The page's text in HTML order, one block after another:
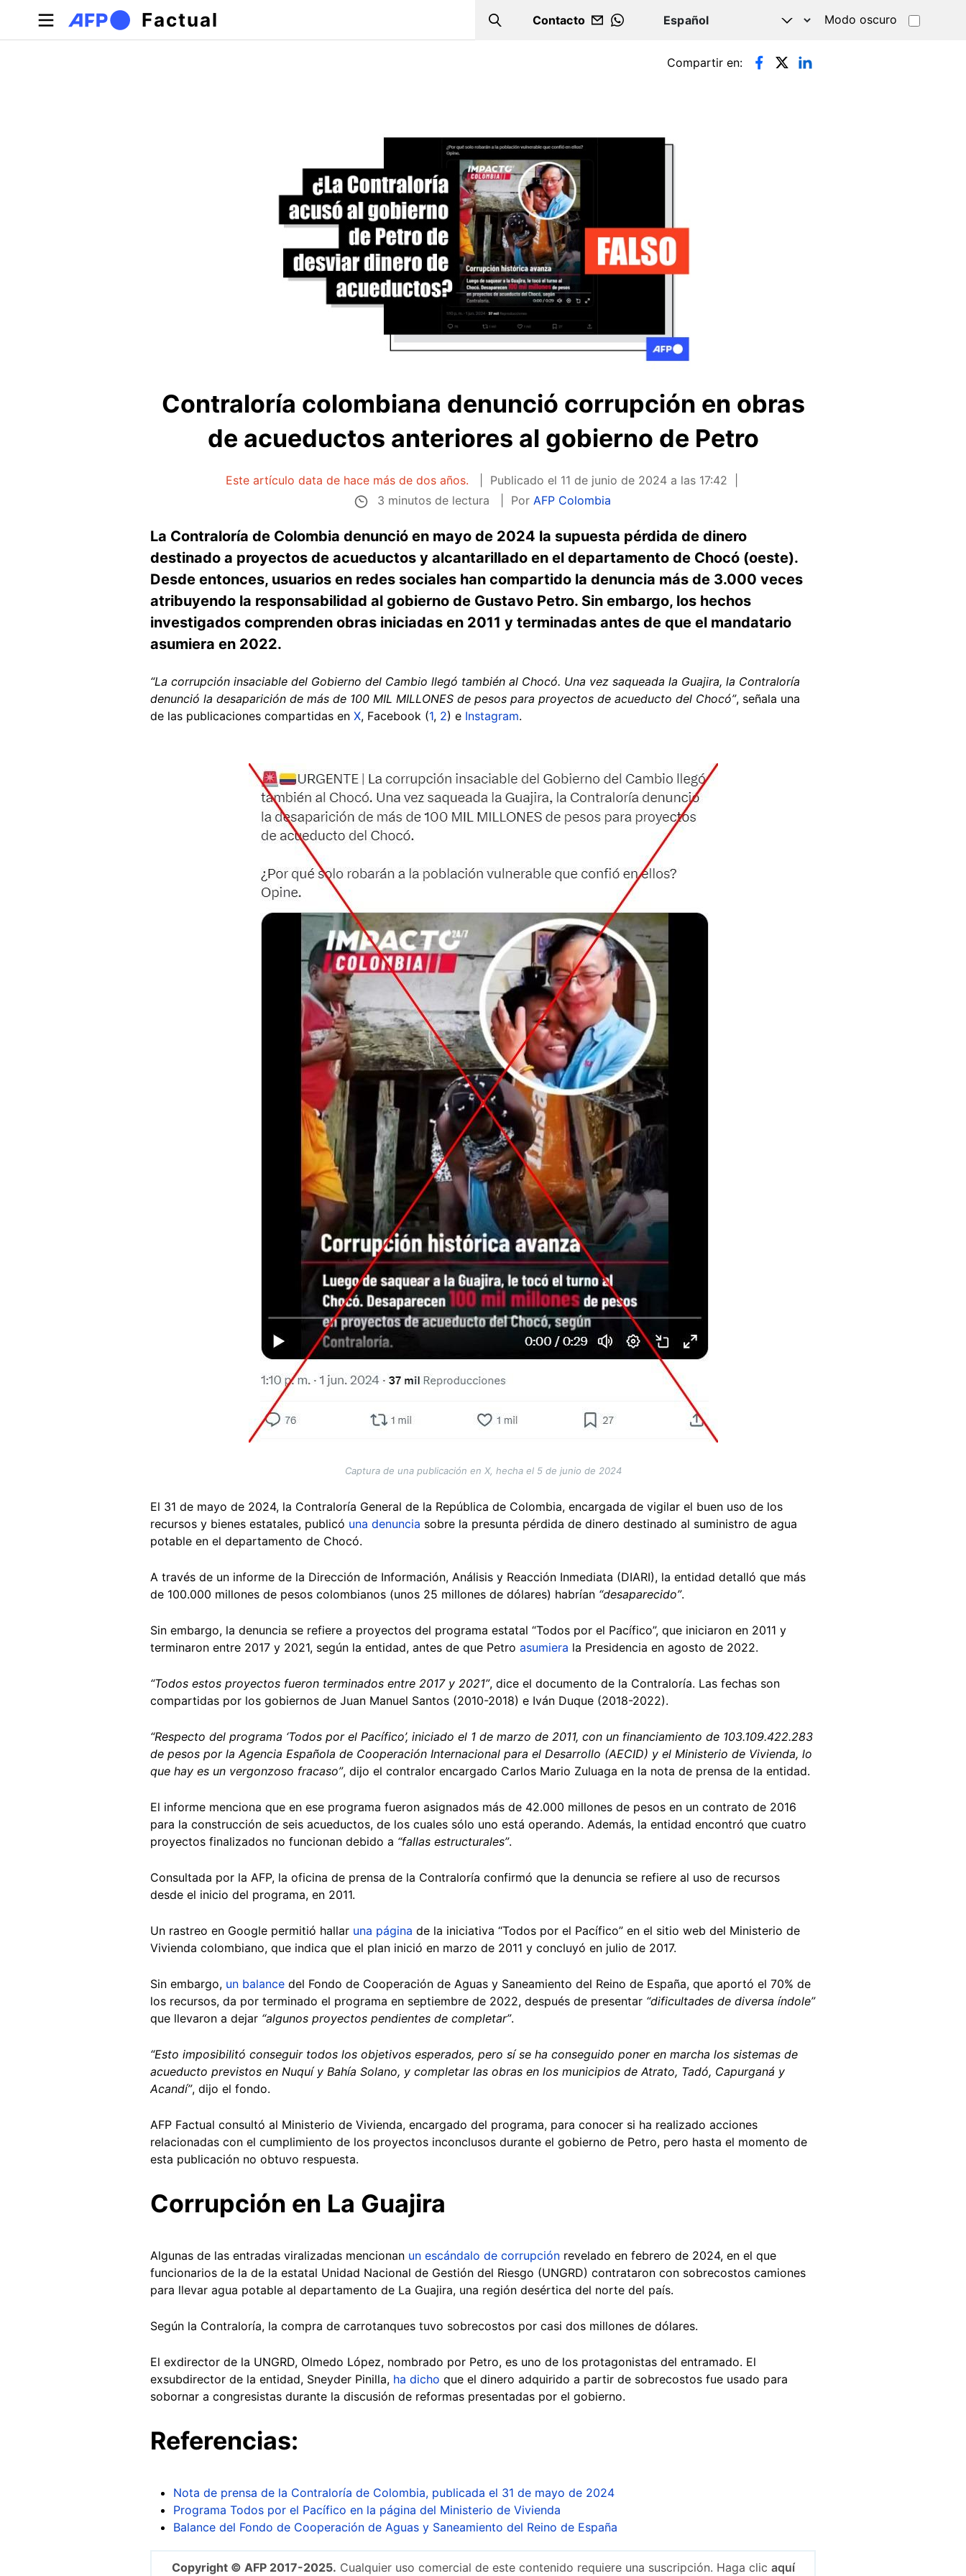
Pasar al contenido principal
Factual Search
Contacto
WHATSAPP
Modo oscuro
Solapas principales Compartir en:
Contraloría colombiana denunció corrupción en obras
de acueductos anteriores al gobierno de Petro
Este artículo data de hace más de dos años. Publicado el 11 de junio de 2024 a las 17:42
3 minutos de lectura
PorAFP Colombia
La Contraloría de Colombia denunció en mayo de 2024 la supuesta pérdida de dinero
destinado a proyectos de acueductos y alcantarillado en el departamento de Chocó (oeste).
Desde entonces, usuarios en redes sociales han compartido la denuncia más de 3.000 veces
atribuyendo la responsabilidad al gobierno de Gustavo Petro. Sin embargo, los hechos
investigados comprenden obras iniciadas en 2011 y terminadas antes de que el mandatario
asumiera en 2022.
“La corrupción insaciable del Gobierno del Cambio llegó también al Chocó. Una vez saqueada la Guajira, la Contraloría
denunció la desaparición de más de 100 MIL MILLONES de pesos para proyectos de acueducto del Chocó”, señala una
de las publicaciones compartidas en X, Facebook (1, 2) e Instagram.
Captura de una publicación en X, hecha el 5 de junio de 2024
El 31 de mayo de 2024, la Contraloría General de la República de Colombia, encargada de vigilar el buen uso de los
recursos y bienes estatales, publicó una denuncia sobre la presunta pérdida de dinero destinado al suministro de agua
potable en el departamento de Chocó.
A través de un informe de la Dirección de Información, Análisis y Reacción Inmediata (DIARI), la entidad detalló que más
de 100.000 millones de pesos colombianos (unos 25 millones de dólares) habrían “desaparecido”.
Sin embargo, la denuncia se refiere a proyectos del programa estatal “Todos por el Pacífico”, que iniciaron en 2011 y
terminaron entre 2017 y 2021, según la entidad, antes de que Petro asumiera la Presidencia en agosto de 2022.
“Todos estos proyectos fueron terminados entre 2017 y 2021”, dice el documento de la Contraloría. Las fechas son
compartidas por los gobiernos de Juan Manuel Santos (2010-2018) e Iván Duque (2018-2022).
“Respecto del programa ‘Todos por el Pacífico’, iniciado el 1 de marzo de 2011, con un financiamiento de 103.109.422.283
de pesos por la Agencia Española de Cooperación Internacional para el Desarrollo (AECID) y el Ministerio de Vivienda, lo
que hay es un vergonzoso fracaso”, dijo el contralor encargado Carlos Mario Zuluaga en la nota de prensa de la entidad.
El informe menciona que en ese programa fueron asignados más de 42.000 millones de pesos en un contrato de 2016
para la construcción de seis acueductos, de los cuales sólo uno está operando. Además, la entidad encontró que cuatro
proyectos finalizados no funcionan debido a “fallas estructurales”.
Consultada por la AFP, la oficina de prensa de la Contraloría confirmó que la denuncia se refiere al uso de recursos
desde el inicio del programa, en 2011.
Un rastreo en Google permitió hallar una página de la iniciativa “Todos por el Pacífico” en el sitio web del Ministerio de
Vivienda colombiano, que indica que el plan inició en marzo de 2011 y concluyó en julio de 2017.
Sin embargo, un balance del Fondo de Cooperación de Aguas y Saneamiento del Reino de España, que aportó el 70% de
los recursos, da por terminado el programa en septiembre de 2022, después de presentar “dificultades de diversa índole”
que llevaron a dejar “algunos proyectos pendientes de completar”.
“Esto imposibilitó conseguir todos los objetivos esperados, pero sí se ha conseguido poner en marcha los sistemas de
acueducto previstos en Nuquí y Bahía Solano, y completar las obras en los municipios de Atrato, Tadó, Capurganá y
Acandí”, dijo el fondo.
AFP Factual consultó al Ministerio de Vivienda, encargado del programa, para conocer si ha realizado acciones
relacionadas con el cumplimiento de los proyectos inconclusos durante el gobierno de Petro, pero hasta el momento de
esta publicación no obtuvo respuesta.
Corrupción en La Guajira
Algunas de las entradas viralizadas mencionan un escándalo de corrupción revelado en febrero de 2024, en el que
funcionarios de la de la estatal Unidad Nacional de Gestión del Riesgo (UNGRD) contrataron con sobrecostos camiones
para llevar agua potable al departamento de La Guajira, una región desértica del norte del país.
Según la Contraloría, la compra de carrotanques tuvo sobrecostos por casi dos millones de dólares.
El exdirector de la UNGRD, Olmedo López, nombrado por Petro, es uno de los protagonistas del entramado. El
exsubdirector de la entidad, Sneyder Pinilla, ha dicho que el dinero adquirido a partir de sobrecostos fue usado para
sobornar a congresistas durante la discusión de reformas presentadas por el gobierno.
Referencias:
Nota de prensa de la Contraloría de Colombia, publicada el 31 de mayo de 2024
Programa Todos por el Pacífico en la página del Ministerio de Vivienda
Balance del Fondo de Cooperación de Aguas y Saneamiento del Reino de España
Copyright © AFP 2017-2025. Cualquier uso comercial de este contenido requiere una suscripción. Haga clic aquí